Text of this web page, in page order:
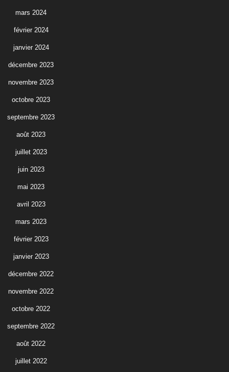
mars 2024
février 2024
janvier 2024
décembre 2023
novembre 2023
octobre 2023
septembre 2023
août 2023
juillet 2023
juin 2023
mai 2023
avril 2023
mars 2023
février 2023
janvier 2023
décembre 2022
novembre 2022
octobre 2022
septembre 2022
août 2022
juillet 2022